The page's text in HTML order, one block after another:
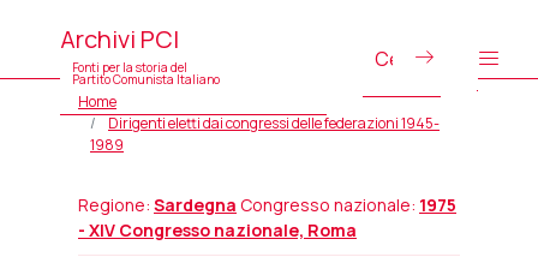
Archivi PCI
Fonti per la storia del
Partito Comunista Italiano
Home
Dirigenti eletti dai congressi delle federazioni 1945-
1989
Regione: Sardegna Congresso nazionale: 1975
- XIV Congresso nazionale, Roma